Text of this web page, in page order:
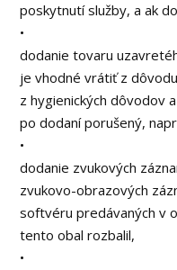
poskytnutí služby, a ak
•
dodanie tovaru
je vhodné vrátiť z
z hygienických dôvodov
po dodaní porušený,
•
dodanie zvukových
zvukovo-obrazových
softvéru predávaných v
tento obal rozbalil,
•